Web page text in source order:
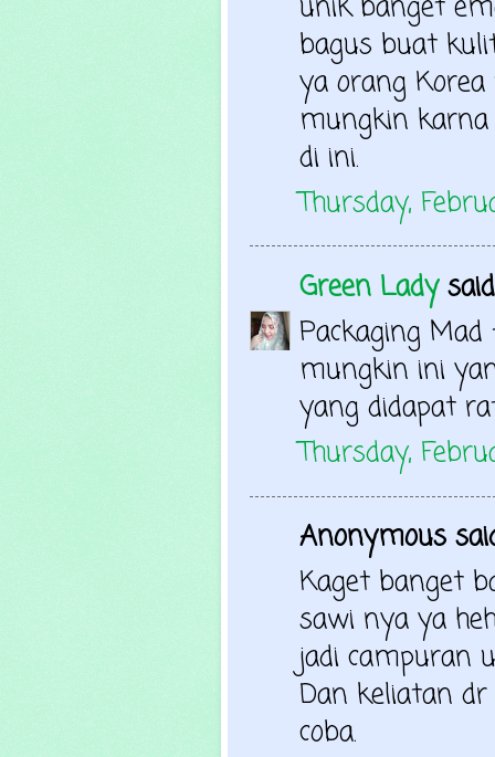
bagus buat
ya orang
mungkin
di ini.
Thursday,
Green Lady
Packaging
mungkin ini
yang didapat
Thursday,
Anonymous
Kaget banget
sawi nya ya
jadi campuran
Dan keliatan
coba.